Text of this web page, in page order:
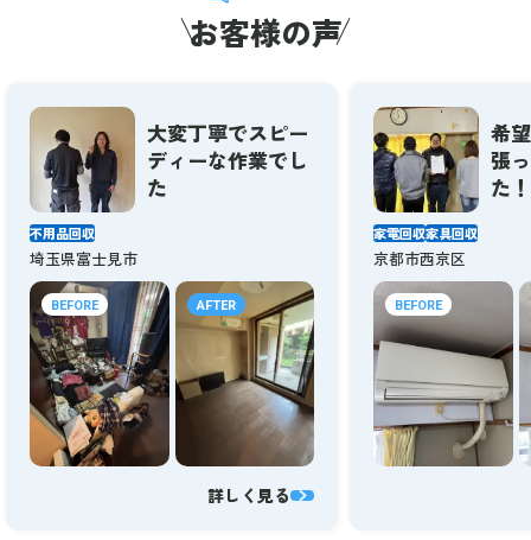
お客様の声
大変丁寧でスピー
ディーな作業でし
た
不用品回収
埼玉県富士見市
BEFORE AFTER
詳しく見る
希
張
た！
家電回収家具回収
京都市西京区
BEFORE